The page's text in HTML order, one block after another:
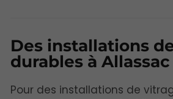
Des installations
durables à Allassac
Pour des installations de